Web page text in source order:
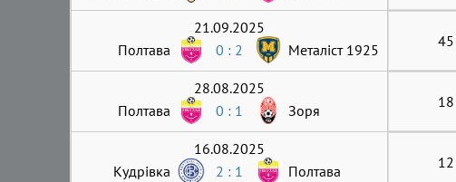
21.09.2025
Полтава
0 : 2 Металіст 1925 45
28.08.2025
Полтава
0 : 1 Зоря 18
16.08.2025
Кудрівка
2 : 1 Полтава 12